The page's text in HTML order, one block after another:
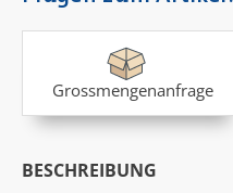
Grossmengenanfrage
BESCHREIBUNG